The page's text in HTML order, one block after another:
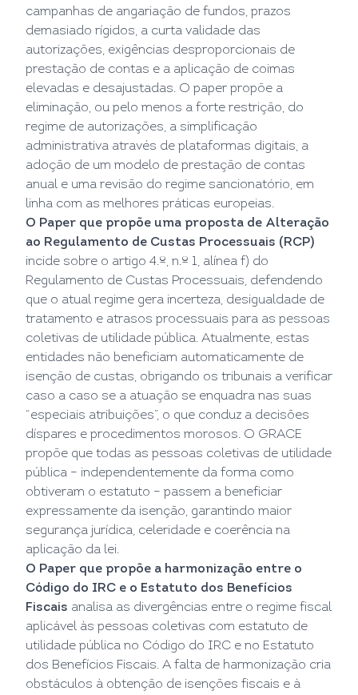
campanhas de angariação de fundos, prazos
demasiado rígidos, a curta validade das
autorizações, exigências desproporcionais de
prestação de contas e a aplicação de coimas
elevadas e desajustadas. O paper propõe a
eliminação, ou pelo menos a forte restrição, do
regime de autorizações, a simplificação
administrativa através de plataformas digitais, a
adoção de um modelo de prestação de contas
anual e uma revisão do regime sancionatório, em
linha com as melhores práticas europeias.
O Paper que propõe uma proposta de Alteração
ao Regulamento de Custas Processuais (RCP)
incide sobre o artigo 4.º, n.º 1, alínea f) do
Regulamento de Custas Processuais, defendendo
que o atual regime gera incerteza, desigualdade de
tratamento e atrasos processuais para as pessoas
coletivas de utilidade pública. Atualmente, estas
entidades não beneficiam automaticamente de
isenção de custas, obrigando os tribunais a verificar
caso a caso se a atuação se enquadra nas suas
“especiais atribuições”, o que conduz a decisões
díspares e procedimentos morosos. O GRACE
propõe que todas as pessoas coletivas de utilidade
pública – independentemente da forma como
obtiveram o estatuto – passem a beneficiar
expressamente da isenção, garantindo maior
segurança jurídica, celeridade e coerência na
aplicação da lei.
O Paper que propõe a harmonização entre o
Código do IRC e o Estatuto dos Benefícios
Fiscais analisa as divergências entre o regime fiscal
aplicável às pessoas coletivas com estatuto de
utilidade pública no Código do IRC e no Estatuto
dos Benefícios Fiscais. A falta de harmonização cria
obstáculos à obtenção de isenções fiscais e à